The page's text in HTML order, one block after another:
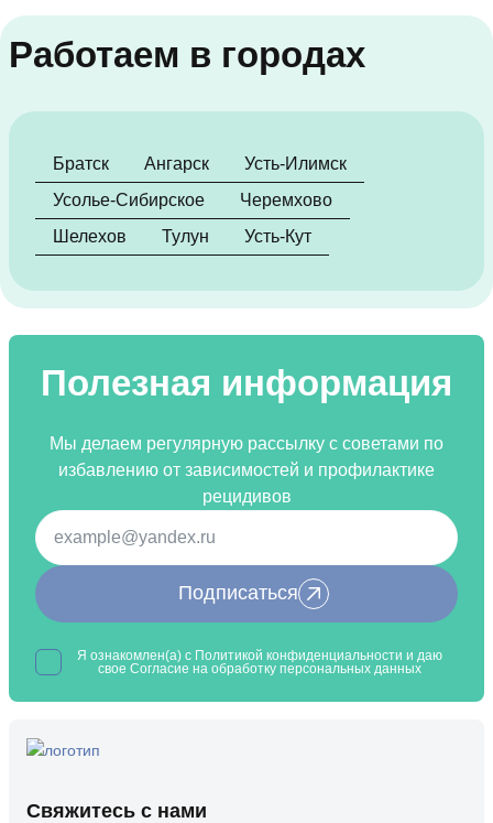
Работаем в городах
Братск Ангарск
Усть-Илимск
Усолье-Сибирское
Черемхово
Шелехов
Тулун Усть-Кут
Полезная информация
Мы делаем регулярную рассылку с советами по
избавлению от зависимостей и профилактике
рецидивов
Подписаться
Я ознакомлен(а) с Политикой конфиденциальности и даю
свое Согласие на обработку персональных данных
Свяжитесь с нами